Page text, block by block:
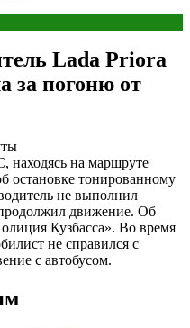
Lada Priora
за погоню от
находясь на маршруте
остановке тонированному
не выполнил
движение. Об
Кузбасса». Во время
не справился с
с автобусом.